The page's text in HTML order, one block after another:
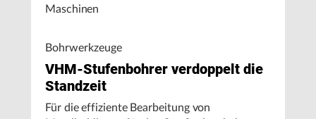
Maschinen
Bohrwerkzeuge
VHM-Stufenbohrer verdoppelt die
Standzeit
Für die effiziente Bearbeitung von